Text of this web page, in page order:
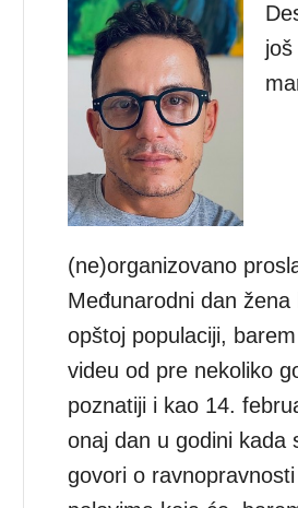
još
(ne)organizovano
Međunarodni dan žena
opštoj populaciji,
videu od pre nekoliko
poznatiji i kao 14.
onaj dan u godini kada
govori o